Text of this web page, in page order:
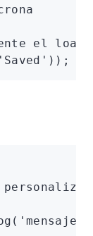
el
'Saved' ));
( 'mensaje